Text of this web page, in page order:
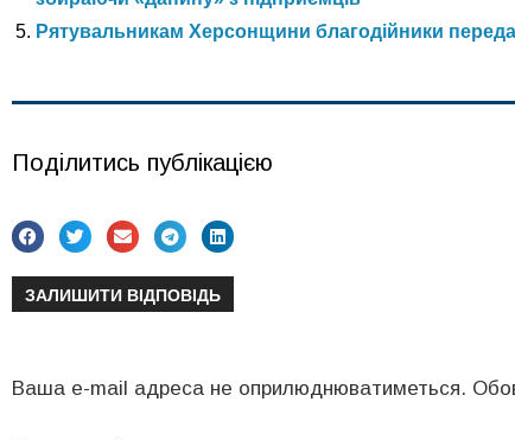
Рятувальникам Херсонщини благодійники
Поділитись публікацією
ЗАЛИШИТИ ВІДПОВІДЬ
Ваша e-mail адреса не оприлюднюватиметься.